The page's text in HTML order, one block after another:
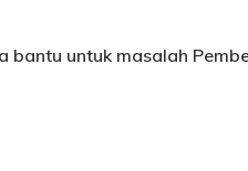
bantu untuk masalah